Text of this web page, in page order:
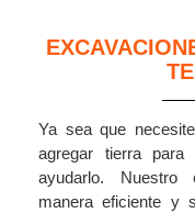
Ya sea que
agregar tierra
ayudarlo. Nuestro
manera eficiente y